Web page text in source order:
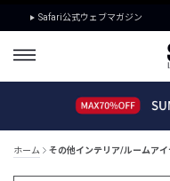
Safari公式ウェブマガジン
ホーム その他インテリア/ルームア